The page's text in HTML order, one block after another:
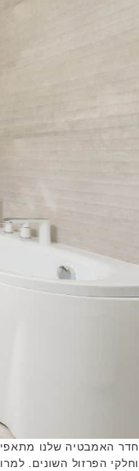
חדר האמבטיה שלנו
וחלקי הפרזול השונים.